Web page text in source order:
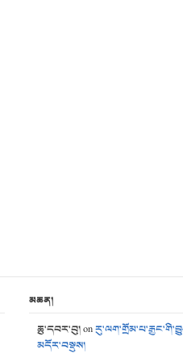
མཆན།
ཆུ་དབར་བུ།on
མདོར་བསྡུས།